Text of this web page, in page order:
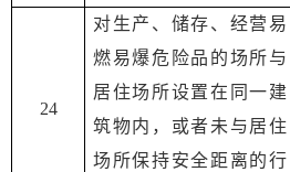
24
对生产、储存、经营易
燃易爆危险品的场所与
居住场所设置在同一建
筑物内，或者未与居住
场所保持安全距离的行